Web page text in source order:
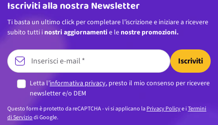
Iscriviti alla nostra Newsletter
Ti basta un ultimo click per completare l’iscrizione e iniziare a ricevere
subito tutti i nostri aggiornamenti e le nostre promozioni.
Iscriviti
Letta l’informativa privacy, presto il mio consenso per ricevere
newsletter e/o DEM
Questo form è protetto da reCAPTCHA - vi si applicano laPrivacy Policye iTermini
di Serviziodi Google.